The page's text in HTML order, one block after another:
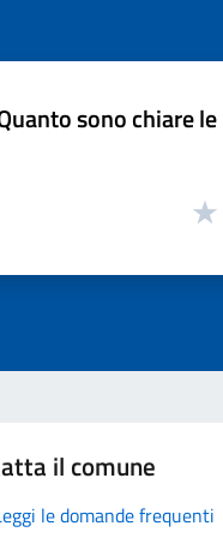
sono chiare
il comune
le domande frequenti